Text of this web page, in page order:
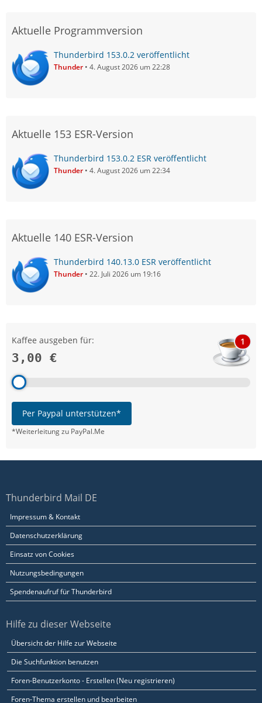
Aktuelle Programmversion
Thunderbird 153.0.2 veröffentlicht
Thunder 4. August 2026 um 22:28
Aktuelle 153 ESR-Version
Thunderbird 153.0.2 ESR veröffentlicht
Thunder 4. August 2026 um 22:34
Aktuelle 140 ESR-Version
Thunderbird 140.13.0 ESR veröffentlicht
Thunder 22. Juli 2026 um 19:16
Kaffee ausgeben für:
3,00 €
1
Per Paypal unterstützen*
*Weiterleitung zu PayPal.Me
Thunderbird Mail DE
Impressum & Kontakt
Datenschutzerklärung
Einsatz von Cookies
Nutzungsbedingungen
Spendenaufruf für Thunderbird
Hilfe zu dieser Webseite
Übersicht der Hilfe zur Webseite
Die Suchfunktion benutzen
Foren-Benutzerkonto - Erstellen (Neu registrieren)
Foren-Thema erstellen und bearbeiten